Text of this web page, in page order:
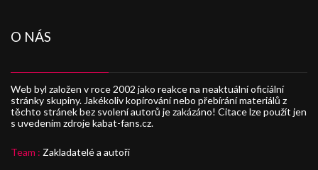
O NÁS
Web byl založen v roce 2002 jako reakce na neaktuální oficiální
stránky skupiny. Jakékoliv kopírování nebo přebírání materiálů z
těchto stránek bez svolení autorů je zakázáno! Citace lze použít jen
s uvedením zdroje kabat-fans.cz.
Team : Zakladatelé a autoři